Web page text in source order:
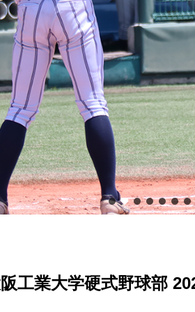
工業大学硬式野球部